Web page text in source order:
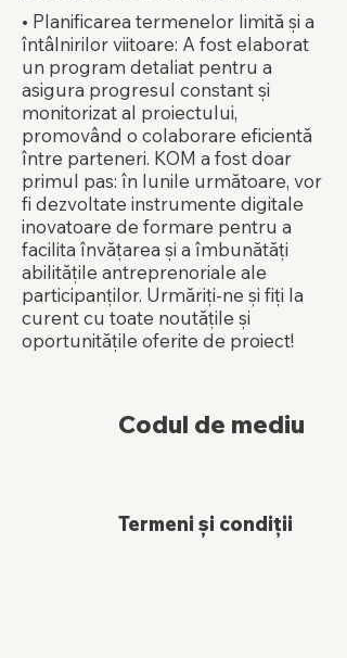
• Planificarea termenelor limită și a
întâlnirilor viitoare: A fost elaborat
un program detaliat pentru a
asigura progresul constant și
monitorizat al proiectului,
promovând o colaborare eficientă
între parteneri. KOM a fost doar
primul pas: în lunile următoare, vor
fi dezvoltate instrumente digitale
inovatoare de formare pentru a
facilita învățarea și a îmbunătăți
abilitățile antreprenoriale ale
participanților. Urmăriți-ne și fiți la
curent cu toate noutățile și
oportunitățile oferite de proiect!
Codul de mediu
Termeni și condiții